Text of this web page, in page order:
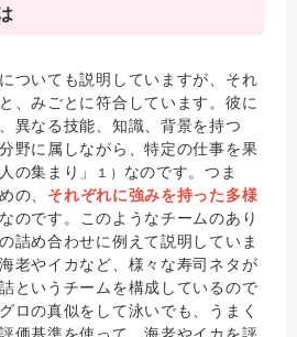
ついても説明していますが、それ
、みごとに符合しています。彼に
異なる技能、知識、背景を持つ
野に属しながら、特定の仕事を果
の集まり」
１）
なのです。つま
の、 それぞれに強みを持った多様
のです。このようなチームのあり
詰め合わせに例えて説明していま
老やイカなど、様々な寿司ネタが
というチームを構成しているので
ロの真似をして泳いでも、うまく
価基準を使って、海老やイカを評